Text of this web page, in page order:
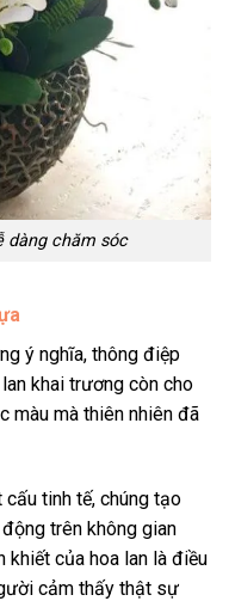
dàng chăm sóc
ý nghĩa, thông điệp
khai trương còn cho
màu mà thiên nhiên đã
tinh tế, chúng tạo
trên không gian
khiết của hoa lan là điều
cảm thấy thật sự